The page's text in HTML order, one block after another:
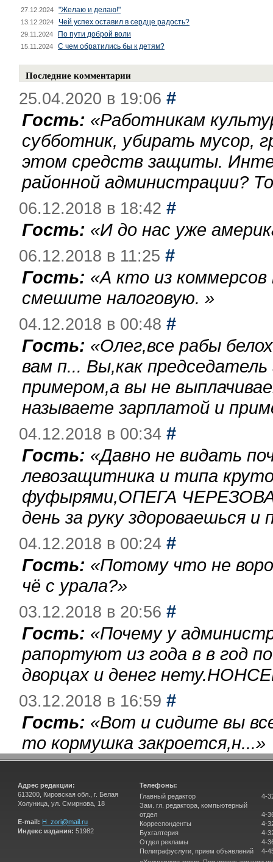
27.12.2024 "Желаю и делаю!"
13.12.2024 Чей успех оставил в сердце радость?
29.11.2024 По пути доброй воли
15.11.2024 С чем обратились бы к детям?
Последние комментарии
25.04.2020 в 19:06 #
Гость: «Работникам
субботник, убирать мусор,
этом средств защиты.
районной администрации?
06.12.2018 в 18:42 #
Гость: «И до нас уже
06.12.2018 в 11:25 #
Гость: «А кто из
смешите налоговую. »
04.12.2018 в 00:48 #
Гость: «Олег,все рабы
вам п... Вы,как
примером,а вы не
называете зарплатой и
04.12.2018 в 00:34 #
Гость: «Давно не видать
левозащитника и типа
фуфырями,ОПЕГА
день за руку здороваешься
04.12.2018 в 00:24 #
Гость: «Потому что не
чё с урала?»
03.12.2018 в 20:56 #
Гость: «Почему у
рапортуют из года в в год
дворцах и денег
03.12.2018 в 16:59 #
Гость: «Вот и сидите вы
то кормушка закроется,н...»
Адрес редакции:
613200, Кировская обл., г. Белая
Холуница, ул. Смирнова, 18
E-mail: H_zori@mail.ru
Индекс издания: 51982
Телефоны:
Главный редактор
Зам. гл. редактора, компьютерный
отдел
Корреспонденты
Бухгалтерия
Отдел рекламы
Полиграфуслуги, прием объявлений
4-
4-
4-
4-
4-
4-